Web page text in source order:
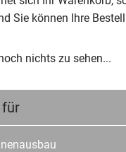
Sie können Ihre
nichts zu sehen...
für